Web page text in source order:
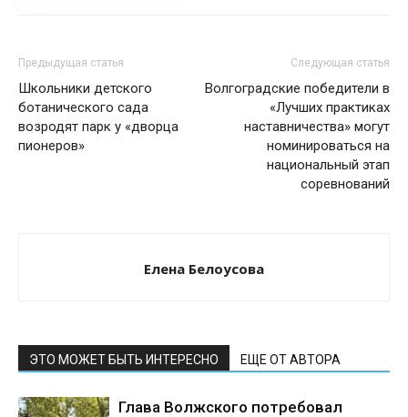
Предыдущая статья
Школьники детского
ботанического сада
возродят парк у «дворца
пионеров»
Следующая статья
Волгоградские победители в
«Лучших практиках
наставничества» могут
номинироваться на
национальный этап
соревнований
Елена Белоусова
ЭТО МОЖЕТ БЫТЬ ИНТЕРЕСНО ЕЩЕ ОТ АВТОРА
Глава Волжского потребовал